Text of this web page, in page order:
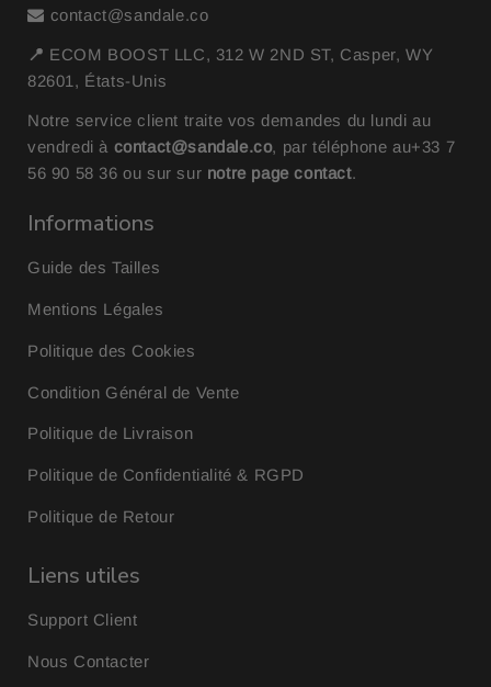
contact@sandale.co
📍 ECOM BOOST LLC, 312 W 2ND ST, Casper, WY
82601, États-Unis
Notre service client traite vos demandes du lundi au
vendredi à contact@sandale.co, par téléphone au+33 7
56 90 58 36ou sur sur notre page contact.
Informations
Guide des Tailles
Mentions Légales
Politique des Cookies
Condition Général de Vente
Politique de Livraison
Politique de Confidentialité & RGPD
Politique de Retour
Liens utiles
Support Client
Nous Contacter